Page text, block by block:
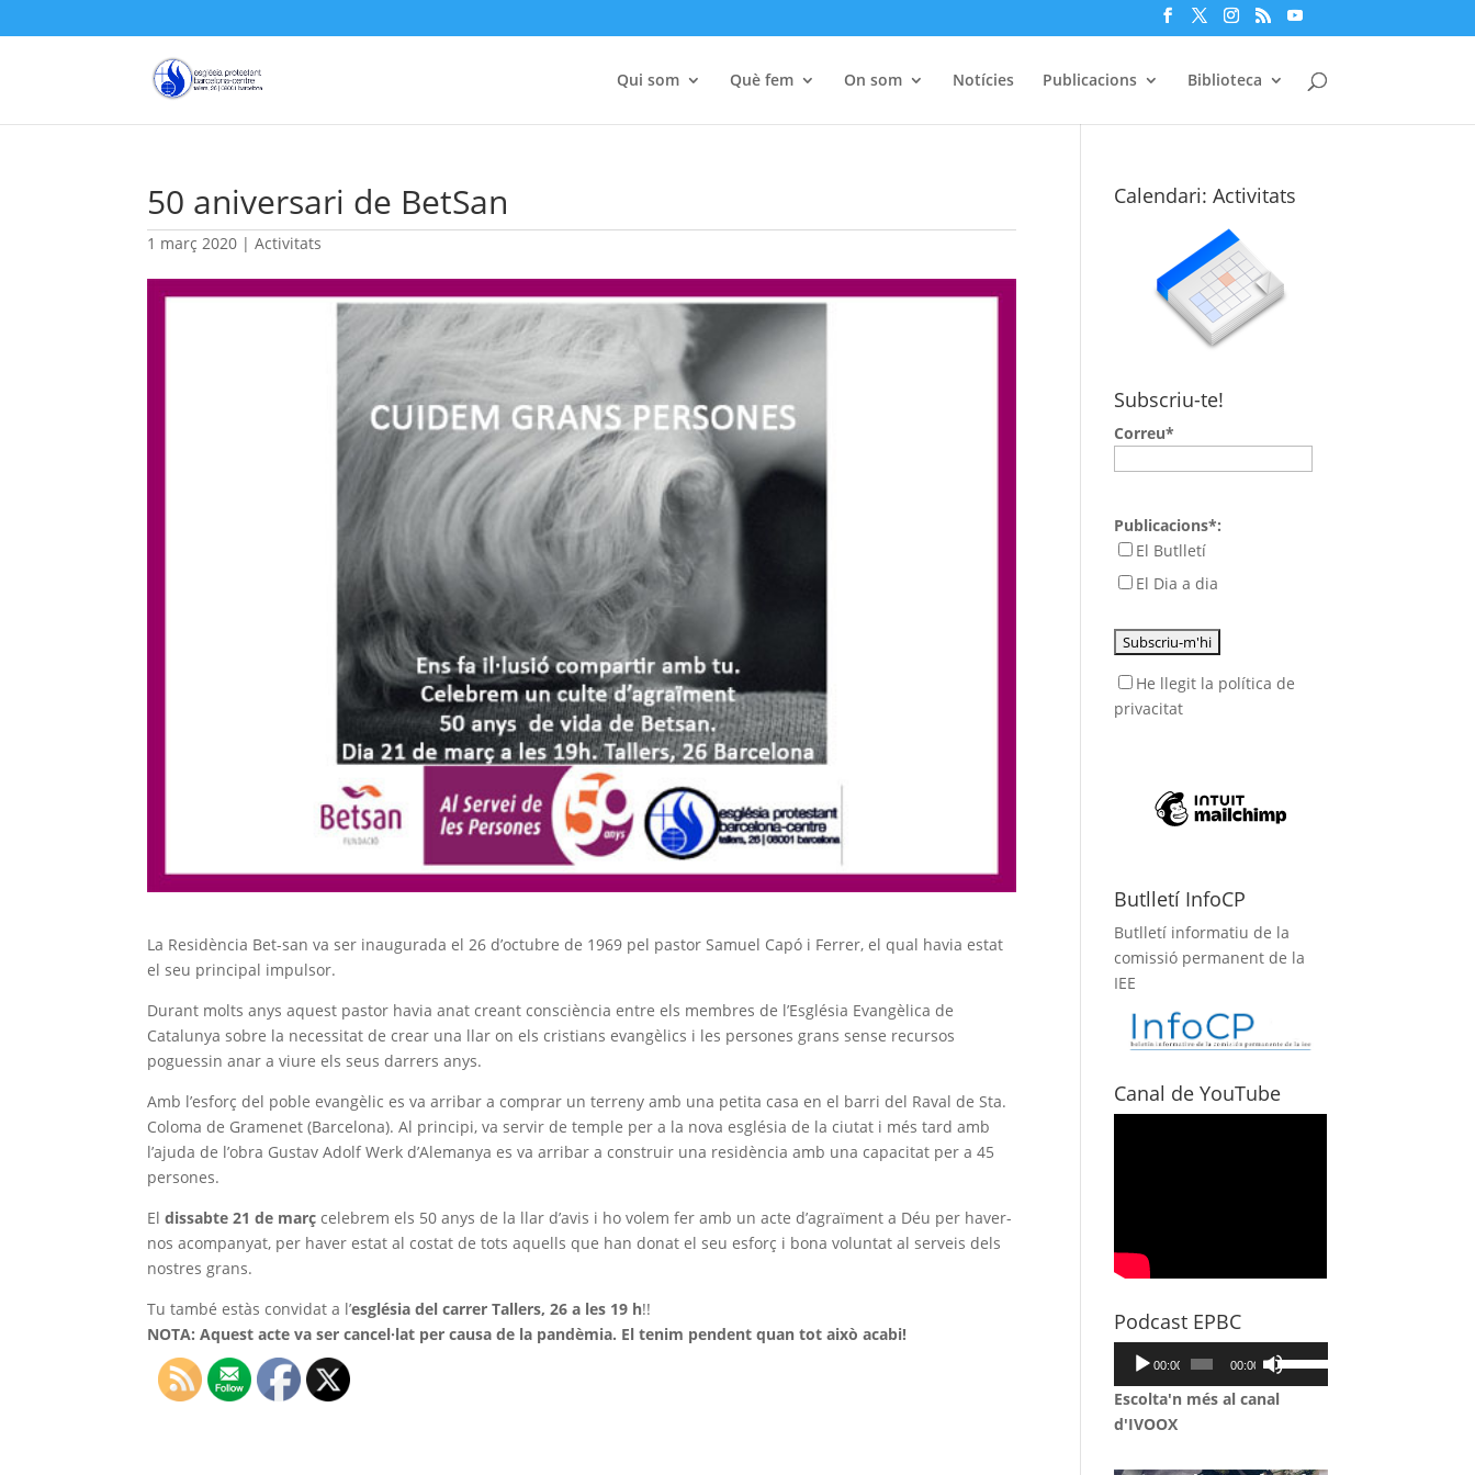
Qui som Què fem On som Notícies Publicacions Biblioteca
50 aniversari de BetSan
1 març 2020 |Activitats
La Residència Bet-san va ser inaugurada el 26 d’octubre de 1969 pel pastor Samuel Capó i Ferrer, el qual havia estat
el seu principal impulsor.
Durant molts anys aquest pastor havia anat creant consciència entre els membres de l’Església Evangèlica de
Catalunya sobre la necessitat de crear una llar on els cristians evangèlics i les persones grans sense recursos
poguessin anar a viure els seus darrers anys.
Amb l’esforç del poble evangèlic es va arribar a comprar un terreny amb una petita casa en el barri del Raval de Sta.
Coloma de Gramenet (Barcelona). Al principi, va servir de temple per a la nova església de la ciutat i més tard amb
l’ajuda de l’obra Gustav Adolf Werk d’Alemanya es va arribar a construir una residència amb una capacitat per a 45
persones.
Eldissabte 21 de març celebrem els 50 anys de la llar d’avis i ho volem fer amb un acte d’agraïment a Déu per haver-
nos acompanyat, per haver estat al costat de tots aquells que han donat el seu esforç i bona voluntat al serveis dels
nostres grans.
Tu també estàs convidat a l’església del carrer Tallers, 26 a les 19 h!!
NOTA: Aquest acte va ser cancel·lat per causa de la pandèmia. El tenim pendent quan tot això acabi!
Calendari: Activitats
Subscriu-te!
Correu*
Publicacions*:
El Butlletí
El Dia a dia
He llegit la política de
privacitat
Butlletí InfoCP
Butlletí informatiu de la
comissió permanent de la
IEE
Canal de YouTube
Podcast EPBC
Reproductor
d'àudio
00:00 00:00
Feu
servir
les
Escolta'n més al canal
d'IVOOX